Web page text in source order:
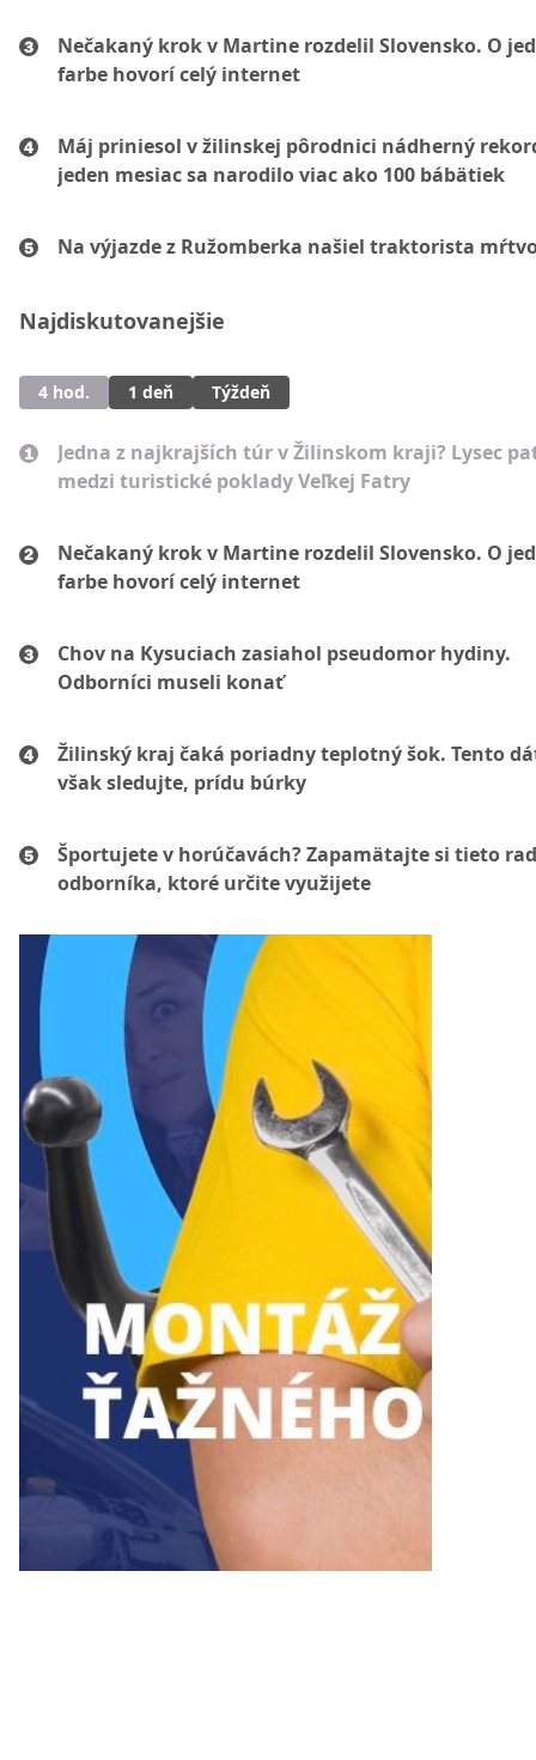
Nečakaný krok v Martine rozdelil Slovensko. O
farbe hovorí celý internet
Máj priniesol v žilinskej pôrodnici nádherný
jeden mesiac sa narodilo viac ako 100 bábätiek
Na výjazde z Ružomberka našiel traktorista
Najdiskutovanejšie
4 hod. 1 deň Týždeň
Jedna z najkrajších túr v Žilinskom kraji? Lysec
medzi turistické poklady Veľkej Fatry
Nečakaný krok v Martine rozdelil Slovensko. O
farbe hovorí celý internet
Chov na Kysuciach zasiahol pseudomor hydiny.
Odborníci museli konať
Žilinský kraj čaká poriadny teplotný šok. Tento
však sledujte, prídu búrky
Športujete v horúčavách? Zapamätajte si tieto
odborníka, ktoré určite využijete